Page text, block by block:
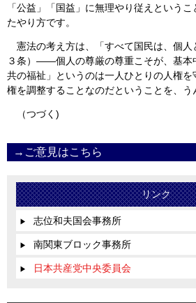
「公益」「国益」に無理やり従えという
たやり方です。
憲法の考え方は、「すべて国民は、個人
３条）――個人の尊厳の尊重こそが、基本
共の福祉」というのは一人ひとりの人権を
権を調整することなのだということを、う
（つづく)
→ご意見はこちら
リンク
▶ 志位和夫国会事務所
▶ 南関東ブロック事務所
▶ 日本共産党中央委員会